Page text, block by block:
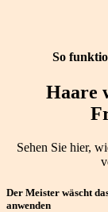
So
Haare
Sehen Sie hier,
Der Meister wäscht
anwenden